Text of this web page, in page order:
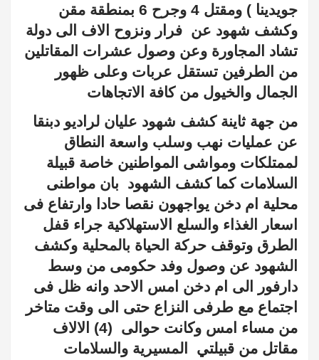
جويدينا ) ومقتل 4 وجرح 6 بمنطقة مقن
وكشف شهود عن فرار ونزوح الاف الى دولة
تشاد المجاورة وعن وصول عشرات المقاتلين
من الطرفين تستقل عربات وعلى ظهور
الجمال والخيول من كافة الاتجاهات
من جهة ثاينة كشف شهود عليان لراديو دبنقا
عن عمليات نهب وسلب واسعة النطاق
لممتلكات ومواشى المواطنين خاصة قبيلة
السلامات كما كشف الشهود بان مواطنى
محلية ام دخن يواجهون نقصا حادا وارتفاع فى
اسعار الغذاء والسلع الاستهلاكية جراء قفل
الطرق وتوقف حركة الحياة بالمحلية وكشف
الشهود عن وصول وفد حكومى من وسط
دارفور الى ام دخن امس الاحد وانه ظل فى
اجتماع مع طرفى النزاع حتى الى وقت متاخر
من مساء امس وكانت حوالى
(4) الالاف
مقاتل من قبيلتي
المسيرية والسلامات